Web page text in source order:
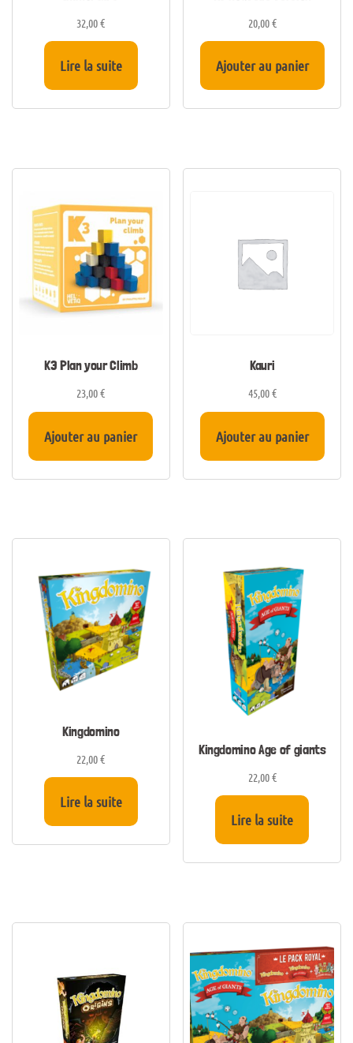
32,00€
Lire la suite
20,00€
Ajouter au panier
K3 Plan your Climb
23,00€
Ajouter au panier
Kauri
45,00€
Ajouter au panier
Kingdomino
22,00€
Lire la suite
Kingdomino Age of giants
22,00€
Lire la suite